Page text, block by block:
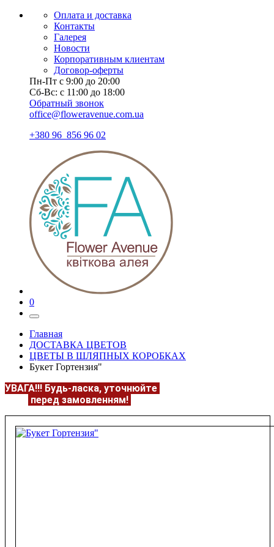
Оплата и доставка
Контакты
Галерея
Новости
Корпоративным клиентам
Договор-оферты
Пн-Пт с 9:00 до 20:00
Сб-Вс: с 11:00 до 18:00
Обратный звонок
office@floweravenue.com.ua
+380 96 856 96 02
0
Главная
ДОСТАВКА ЦВЕТОВ
ЦВЕТЫ В ШЛЯПНЫХ КОРОБКАХ
Букет Гортензия"
УВАГА!!! Будь-ласка, уточнюйте
перед замовленням!